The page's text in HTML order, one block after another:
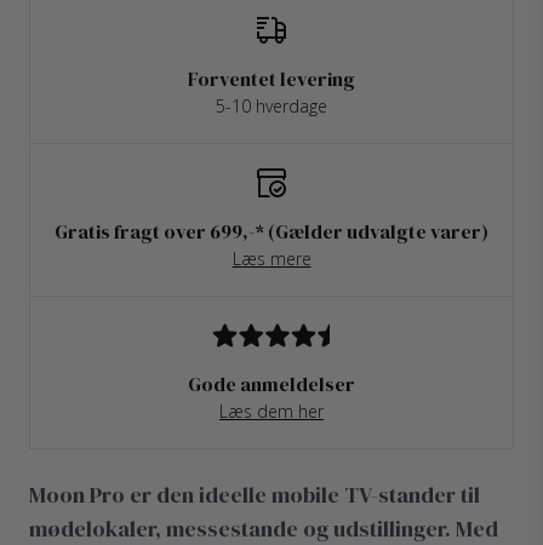
Forventet levering
5-10 hverdage
Gratis fragt over 699,-* (Gælder udvalgte varer)
Læs mere
Gode anmeldelser
Læs dem her
Moon Pro er den ideelle mobile TV-stander til
mødelokaler, messestande og udstillinger. Med